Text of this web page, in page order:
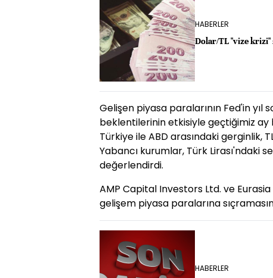
HABERLER
Dolar/TL "vize krizi"
Gelişen piyasa paralarının Fed'in yıl
beklentilerinin etkisiyle geçtiğimiz
Türkiye ile ABD arasındaki gerginlik,
Yabancı kurumlar, Türk Lirası'ndaki
değerlendirdi.
AMP Capital Investors Ltd. ve
gelişem piyasa paralarına
HABERLER